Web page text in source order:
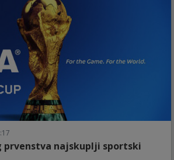
prvenstva najskuplji sportski